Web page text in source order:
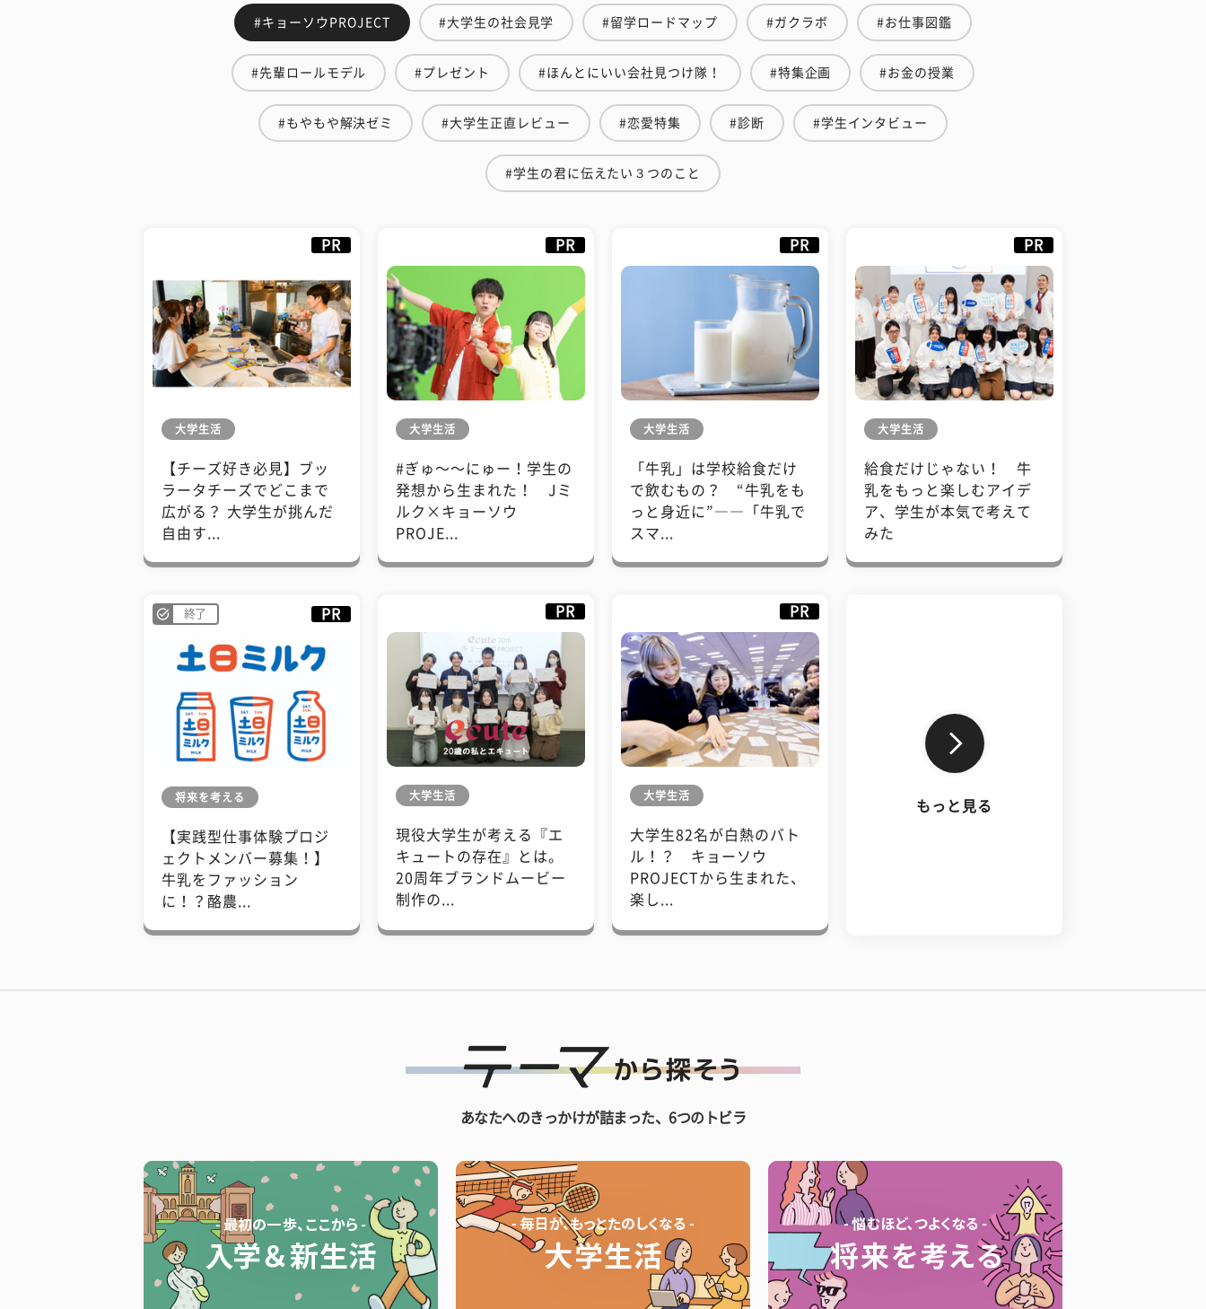
#キョーソウPROJECT #大学生の社会見学 #留学ロードマップ #ガクラボ #お仕事図鑑
#先輩ロールモデル #プレゼント #ほんとにいい会社見つけ隊！ #特集企画 #お金の授業
#もやもや解決ゼミ #大学生正直レビュー #恋愛特集 #診断 #学生インタビュー
#学生の君に伝えたい３つのこと
PR
大学生活
【チーズ好き必見】ブッ
ラータチーズでどこまで
広がる？ 大学生が挑んだ
自由す...
PR
大学生活
#ぎゅ〜〜にゅー！学生の
発想から生まれた！ Jミ
ルク×キョーソウ
PROJE...
PR
大学生活
「牛乳」は学校給食だけ
で飲むもの？ “牛乳をも
っと身近に”――「牛乳で
スマ...
PR
大学生活
給食だけじゃない！ 牛
乳をもっと楽しむアイデ
ア、学生が本気で考えて
みた
終了 PR
将来を考える
【実践型仕事体験プロジ
ェクトメンバー募集！】
牛乳をファッション
に！？酪農...
PR
大学生活
現役大学生が考える『エ
キュートの存在』とは。
20周年ブランドムービー
制作の...
PR
大学生活
大学生82名が白熱のバト
ル！？ キョーソウ
PROJECTから生まれた、
楽し...
もっと見る
あなたへのきっかけが詰まった、6つのトビラ